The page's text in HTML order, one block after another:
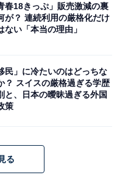
度で進められ、公教育
りの5割の時間で、探
では子どもに寄りそ
マラヤ登山ガイドの
中で触れてもらいた
イングリッシュティ
春18きっぷ」販売激減の裏
が？ 連続利用の厳格化だけ
ない「本当の理由」
民」に冷たいのはどっちな
？ スイスの厳格過ぎる学歴
と、日本の曖昧過ぎる外国
策
る